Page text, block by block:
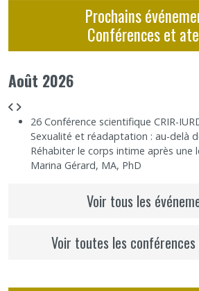
Prochains
Conférences et
Août 2026
26Août 2026
Conférence scientifique CRIR-
Sexualité et réadaptation : au-delà
Réhabiter le corps intime après une
Marina Gérard, MA, PhD
Voir tous les
Voir toutes les